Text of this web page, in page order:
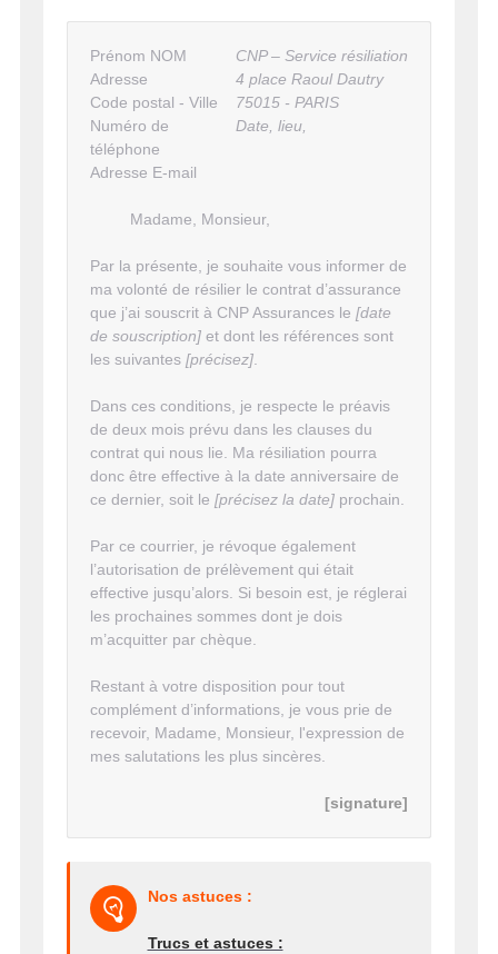
CNP – Service résiliation
4 place Raoul Dautry
75015 - PARIS
Date, lieu,
Prénom NOM
Adresse
Code postal - Ville
Numéro de
téléphone
Adresse E-mail
Madame, Monsieur,
Par la présente, je souhaite vous informer de
ma volonté de résilier le contrat d’assurance
que j’ai souscrit à CNP Assurances le [date
de souscription] et dont les références sont
les suivantes [précisez]
Dans ces conditions, je respecte le préavis
de deux mois prévu dans les clauses du
contrat qui nous lie. Ma résiliation pourra
donc être effective à la date anniversaire de
ce dernier, soit le [précisez la date] prochain.
Par ce courrier, je révoque également
l’autorisation de prélèvement qui était
effective jusqu’alors. Si besoin est, je réglerai
les prochaines sommes dont je dois
m’acquitter par chèque.
Restant à votre disposition pour tout
complément d’informations, je vous prie de
recevoir, Madame, Monsieur, l'expression de
mes salutations les plus sincères.
[signature]
Nos astuces :
Trucs et astuces :